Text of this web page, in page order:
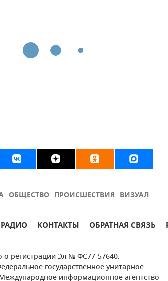
ОБЩЕСТВО ПРОИСШЕСТВИЯ ВИЗУАЛ
РАДИО КОНТАКТЫ ОБРАТНАЯ СВЯЗЬ
о регистрации Эл № ФС77-57640.
государственное унитарное
информационное агентство